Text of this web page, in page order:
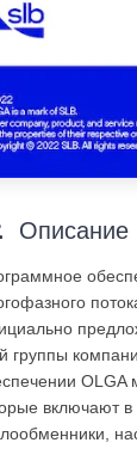
Описание
группы
OLGA
включают в